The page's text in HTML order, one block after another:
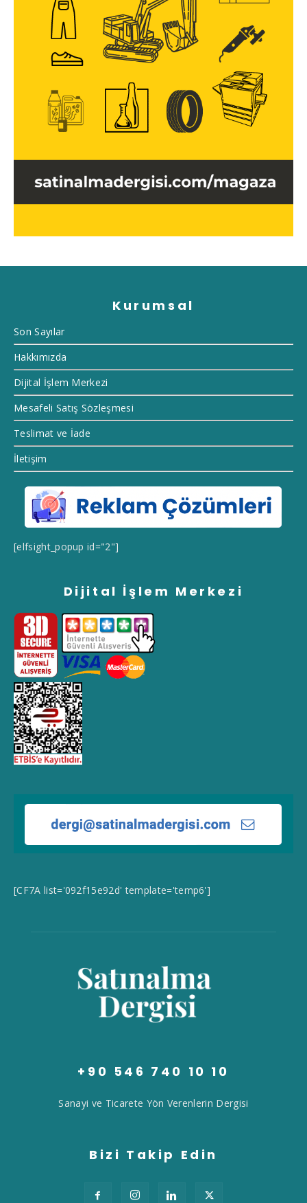
Kurumsal
Son Sayılar
Hakkımızda
Dijital İşlem Merkezi
Mesafeli Satış Sözleşmesi
Teslimat ve İade
İletişim
[elfsight_popup id="2"]
Dijital İşlem Merkezi
[CF7A list='092f15e92d' template='temp6']
+90 546 740 10 10
Sanayi ve Ticarete Yön Verenlerin Dergisi
Bizi Takip Edin